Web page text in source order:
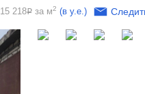
15 218Р за м2 (в у.е.)